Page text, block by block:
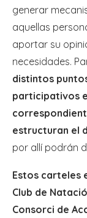
generar
aquellas
aportar su
necesidades.
distintos
participativos
estructuran el
por allí podrán
Estos carteles
Club de
Consorci de